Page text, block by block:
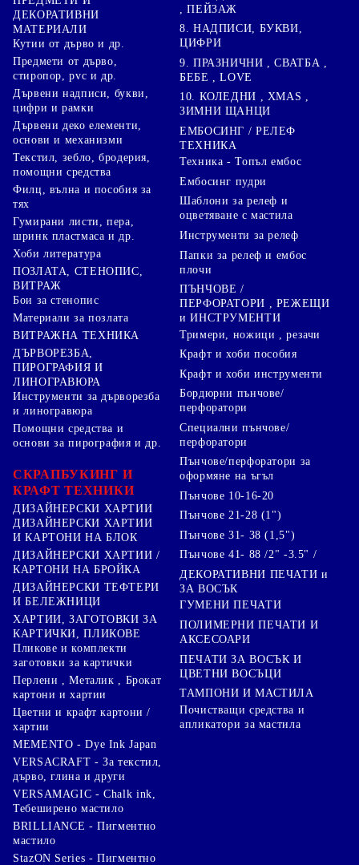
ДЕКОРАТИВНИ
МАТЕРИАЛИ
Кутии от дърво и др.
Предмети от дърво,
стиропор, pvc и др.
Дървени надписи, букви,
цифри и рамки
Дървени деко елементи,
основи и механизми
Текстил, зебло, бродерия,
помощни средства
Филц, вълна и пособия за
тях
Гумирани листи, пера,
шринк пластмаса и др.
Хоби литература
ПОЗЛАТА, СТЕНОПИС,
ВИТРАЖ
Бои за стенопис
Материали за позлата
ВИТРАЖНА ТЕХНИКА
ДЪРВОРЕЗБА,
ПИРОГРАФИЯ И
ЛИНОГРАВЮРА
Инструменти за дърворезба
и линогравюра
Помощни средства и
основи за пирография и др.
СКРАПБУКИНГ И
КРАФТ ТЕХНИКИ
ДИЗАЙНЕРСКИ ХАРТИИ
ДИЗАЙНЕРСКИ ХАРТИИ
И КАРТОНИ НА БЛОК
ДИЗАЙНЕРСКИ ХАРТИИ /
КАРТОНИ НА БРОЙКА
ДИЗАЙНЕРСКИ ТЕФТЕРИ
И БЕЛЕЖНИЦИ
ХАРТИИ, ЗАГОТОВКИ ЗА
КАРТИЧКИ, ПЛИКОВЕ
Пликове и комплекти
заготовки за картички
Перлени , Металик , Брокат
картони и хартии
Цветни и крафт картони /
хартии
, ПЕЙЗАЖ
8. НАДПИСИ, БУКВИ,
ЦИФРИ
9. ПРАЗНИЧНИ , СВАТБА ,
БЕБЕ , LOVE
10. КОЛЕДНИ , XMAS ,
ЗИМНИ ЩАНЦИ
ЕМБОСИНГ / РЕЛЕФ
ТЕХНИКА
Техника - Топъл ембос
Ембосинг пудри
Шаблони за релеф и
оцветяване с мастила
Инструменти за релеф
Папки за релеф и ембос
плочи
ПЪНЧОВЕ /
ПЕРФОРАТОРИ , РЕЖЕЩИ
и ИНСТРУМЕНТИ
Тримери, ножици , резачи
Крафт и хоби пособия
Крафт и хоби инструменти
Бордюрни пънчове/
перфоратори
Специални пънчове/
перфоратори
Пънчове/перфоратори за
оформяне на ъгъл
Пънчове 10-16-20
Пънчове 21-28 (1")
Пънчове 31- 38 (1,5")
Пънчове 41- 88 /2" -3.5" /
ДЕКОРАТИВНИ ПЕЧАТИ и
ЗА ВОСЪК
ГУМЕНИ ПЕЧАТИ
ПОЛИМЕРНИ ПЕЧАТИ И
АКСЕСОАРИ
ПЕЧАТИ ЗА ВОСЪК И
ЦВЕТНИ ВОСЪЦИ
ТАМПОНИ И МАСТИЛА
Почистващи средства и
апликатори за мастила
MEMENTO - Dye Ink Japan
VERSACRAFT - За текстил,
дърво, глина и други
VERSAMAGIC - Chalk ink,
Тебеширено мастило
BRILLIANCE - Пигментно
мастило
StazON Series - Пигментно